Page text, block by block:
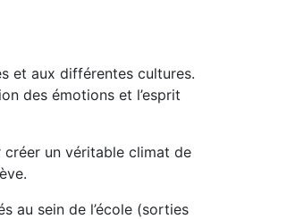
et aux différentes cultures.
des émotions et l’esprit
créer un véritable climat de
au sein de l’école (sorties